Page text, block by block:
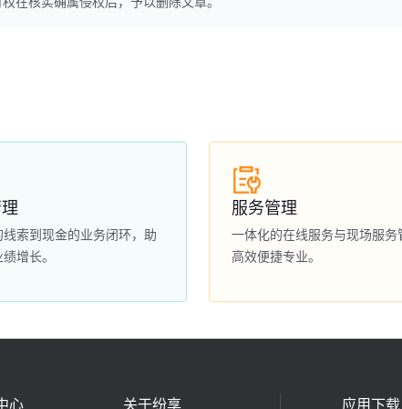
线索到现金的业务闭环，助
增长。
服务管理
一体化的在线服务与现场服务
高效便捷专业。
心 关于纷享 应用下载